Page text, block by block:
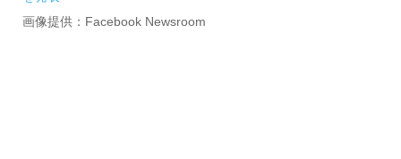
画像提供：Facebook Newsroom